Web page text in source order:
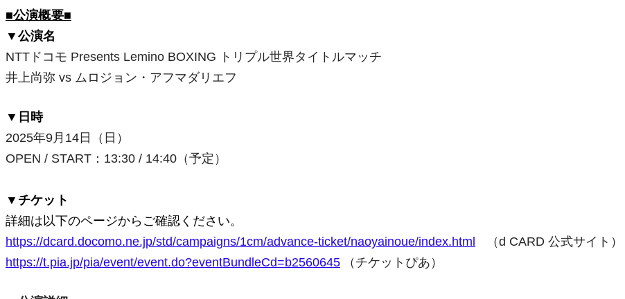
■公演概要■
▼公演名
NTTドコモ Presents Lemino BOXING トリプル世界タイトルマッチ
井上尚弥 vs ムロジョン・アフマダリエフ
▼日時
2025年9 月14日（日）
OPEN / START ： 13:30 / 14:40（予定）
▼チケット
詳細は以下のページからご確認ください。
https://dcard.docomo.ne.jp/std/campaigns/1cm/advance-ticket/naoyainoue/index.html
（d CARD 公式サイト）
https://t.pia.jp/pia/event/event.do?eventBundleCd=b2560645
（チケットぴあ）